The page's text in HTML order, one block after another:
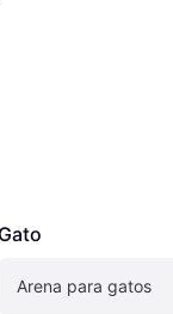
Gato
Arena para gatos